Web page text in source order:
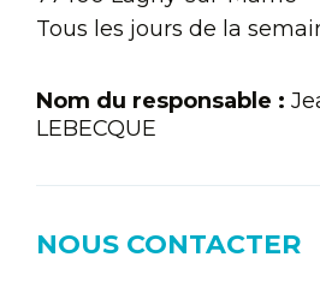
Tous les jours de la
Nom du responsable :
LEBECQUE
NOUS CONTACTER